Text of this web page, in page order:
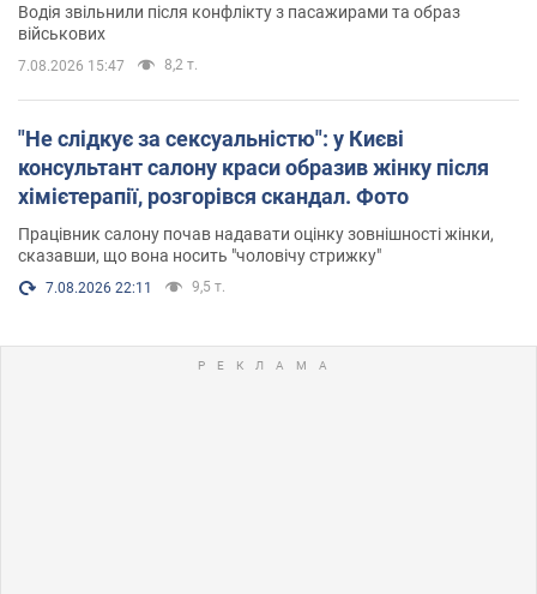
Водія звільнили після конфлікту з пасажирами та образ
військових
7.08.2026 15:47 8,2 т.
"Не слідкує за сексуальністю": у Києві
консультант салону краси образив жінку після
хімієтерапії, розгорівся скандал. Фото
Працівник салону почав надавати оцінку зовнішності жінки,
сказавши, що вона носить "чоловічу стрижку"
7.08.2026 22:11 9,5 т.